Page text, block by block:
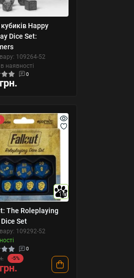
Happy
Dice Set:
109264-52
наявності
0
10
The Roleplaying
Set
109292-52
0
-5%